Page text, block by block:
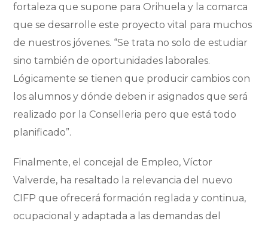
fortaleza que supone para Orihuela y la comarca
que se desarrolle este proyecto vital para muchos
de nuestros jóvenes. “Se trata no solo de estudiar
sino también de oportunidades laborales.
Lógicamente se tienen que producir cambios con
los alumnos y dónde deben ir asignados que será
realizado por la Conselleria pero que está todo
planificado”.
Finalmente, el concejal de Empleo, Víctor
Valverde, ha resaltado la relevancia del nuevo
CIFP que ofrecerá formación reglada y continua,
ocupacional y adaptada a las demandas del